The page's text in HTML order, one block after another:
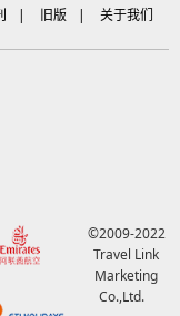
| 旧版 | 关于我们
©2009-2022
Travel Link
Marketing
Co.,Ltd.